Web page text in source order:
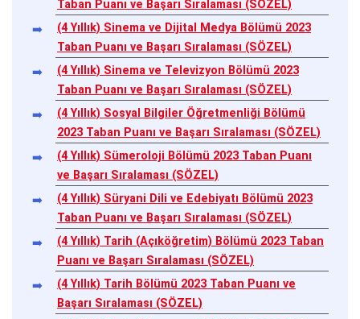
Taban Puanı ve Başarı Sıralaması (SÖZEL)
(4 Yıllık) Sinema ve Dijital Medya Bölümü 2023
Taban Puanı ve Başarı Sıralaması (SÖZEL)
(4 Yıllık) Sinema ve Televizyon Bölümü 2023
Taban Puanı ve Başarı Sıralaması (SÖZEL)
(4 Yıllık) Sosyal Bilgiler Öğretmenliği Bölümü
2023 Taban Puanı ve Başarı Sıralaması (SÖZEL)
(4 Yıllık) Sümeroloji Bölümü 2023 Taban Puanı
ve Başarı Sıralaması (SÖZEL)
(4 Yıllık) Süryani Dili ve Edebiyatı Bölümü 2023
Taban Puanı ve Başarı Sıralaması (SÖZEL)
(4 Yıllık) Tarih (Açıköğretim) Bölümü 2023 Taban
Puanı ve Başarı Sıralaması (SÖZEL)
(4 Yıllık) Tarih Bölümü 2023 Taban Puanı ve
Başarı Sıralaması (SÖZEL)